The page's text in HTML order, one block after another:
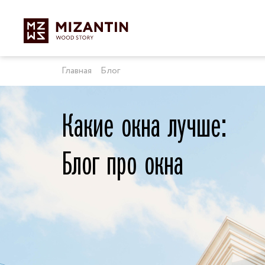
Главная Блог
Какие окна лучше:
Блог про окна